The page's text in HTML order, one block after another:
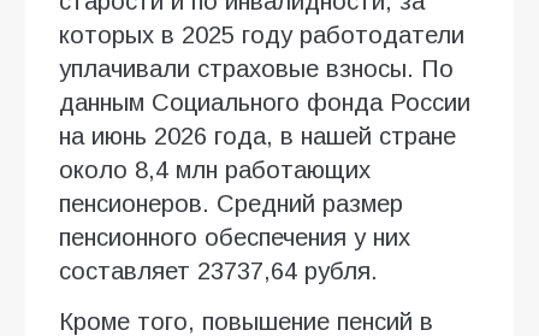
которых в 2025 году работодатели
уплачивали страховые взносы. По
данным Социального фонда России
на июнь 2026 года, в нашей стране
около 8,4 млн работающих
пенсионеров. Средний размер
пенсионного обеспечения у них
составляет 23737,64 рубля.
Кроме того, повышение пенсий в